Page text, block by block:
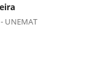
UNEMAT